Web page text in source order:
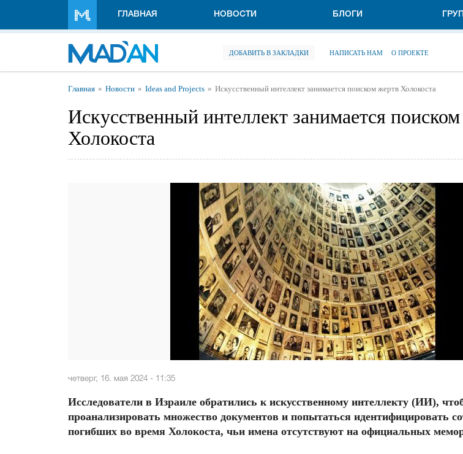
ГЛАВНАЯ НОВОСТИ БЛОГИ
ДОБАВИТЬ В ЗАКЛАДКИ НАПИСАТЬ НАМ О ПРОЕКТЕ
Вы здесь
Главная Новости Ideas and Projects Искусственный интеллект занимается поиском жертв Холокоста
Искусственный интеллект занимается
Холокоста
четверг, 16. мая 2024 - 11:35
Исследователи в Израиле обратились к искусственному интеллекту (ИИ),
проанализировать множество документов и попытаться идентифицировать
погибших во время Холокоста, чьи имена отсутствуют на официальных